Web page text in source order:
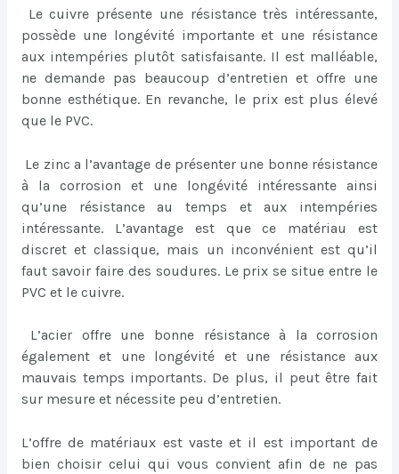
Le cuivre présente une résistance très intéressante,
possède une longévité importante et une résistance
aux intempéries plutôt satisfaisante. Il est malléable,
ne demande pas beaucoup d’entretien et offre une
bonne esthétique. En revanche, le prix est plus élevé
que le PVC.
Le zinc a l’avantage de présenter une bonne résistance
à la corrosion et une longévité intéressante ainsi
qu’une résistance au temps et aux intempéries
intéressante. L’avantage est que ce matériau est
discret et classique, mais un inconvénient est qu’il
faut savoir faire des soudures. Le prix se situe entre le
PVC et le cuivre.
L’acier offre une bonne résistance à la corrosion
également et une longévité et une résistance aux
mauvais temps importants. De plus, il peut être fait
sur mesure et nécessite peu d’entretien.
L’offre de matériaux est vaste et il est important de
bien choisir celui qui vous convient afin de ne pas